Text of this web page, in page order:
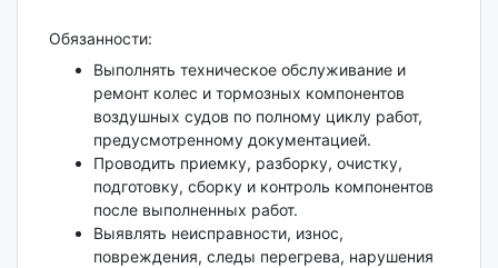
Обязанности:
Выполнять техническое обслуживание и
ремонт колес и тормозных компонентов
воздушных судов по полному циклу работ,
предусмотренному документацией.
Проводить приемку, разборку, очистку,
подготовку, сборку и контроль компонентов
после выполненных работ.
Выявлять неисправности, износ,
повреждения, следы перегрева, нарушения